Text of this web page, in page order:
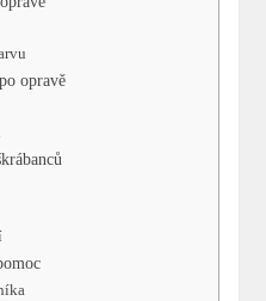
opravě